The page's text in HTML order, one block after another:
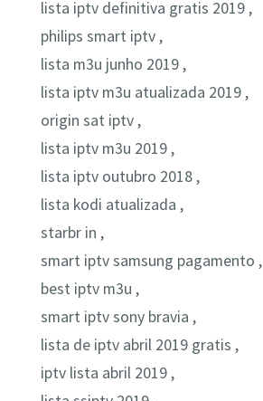
lista iptv definitiva gratis 2019 ,
philips smart iptv ,
lista m3u junho 2019 ,
lista iptv m3u atualizada 2019 ,
origin sat iptv ,
lista iptv m3u 2019 ,
lista iptv outubro 2018 ,
lista kodi atualizada ,
starbr in ,
smart iptv samsung pagamento ,
best iptv m3u ,
smart iptv sony bravia ,
lista de iptv abril 2019 gratis ,
iptv lista abril 2019 ,